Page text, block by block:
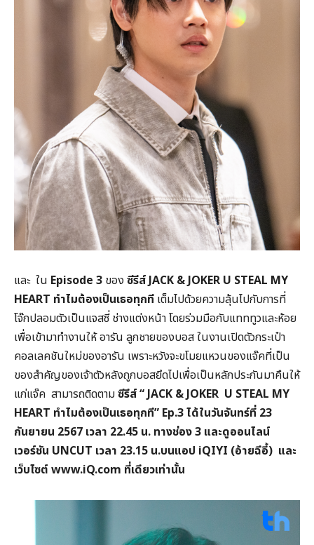
และ ใน Episode 3 ของ ซีรีส์ JACK & JOKER U STEAL MY
HEART ทำไมต้องเป็นเธอทุกที เต็มไปด้วยความลุ้นไปกับการที่
โจ๊กปลอมตัวเป็นแจสซี่ ช่างแต่งหน้า โดยร่วมมือกับแทททูวและห้อย
เพื่อเข้ามาทำงานให้ อารัน ลูกชายของบอส ในงานเปิดตัวกระเป๋า
คอลเลคชันใหม่ของอารัน เพราะหวังจะขโมยแหวนของแจ๊คที่เป็น
ของสำคัญของเจ้าตัวหลังถูกบอสยึดไปเพื่อเป็นหลักประกันมาคืนให้
แก่แจ๊ค สามารถติดตามซีรีส์ “ JACK & JOKER U STEAL MY
HEART ทำไมต้องเป็นเธอทุกที” Ep.3ได้ในวันจันทร์ที่ 23
กันยายน 2567 เวลา 22.45 น. ทางช่อง 3 และดูออนไลน์
เวอร์ชัน UNCUT เวลา 23.15 น.บนแอป iQIYI (อ้ายฉีอี้) และ
เว็บไซต์ www.iQ.com ที่เดียวเท่านั้น